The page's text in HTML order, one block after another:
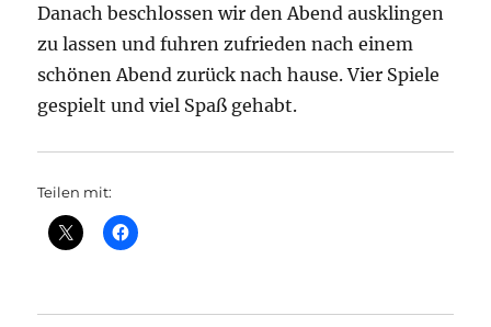
Danach beschlossen wir den Abend ausklingen
zu lassen und fuhren zufrieden nach einem
schönen Abend zurück nach hause. Vier Spiele
gespielt und viel Spaß gehabt.
Teilen mit: